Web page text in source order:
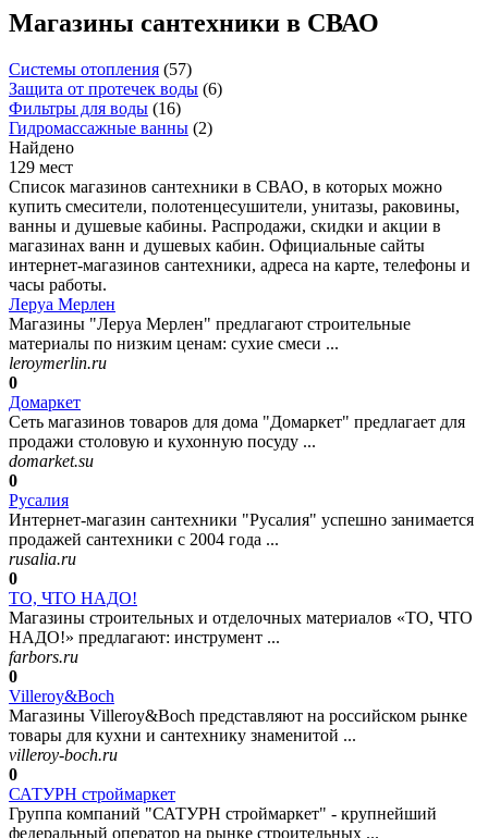
Магазины сантехники в СВАО
Системы отопления (57)
Защита от протечек воды (6)
Фильтры для воды (16)
Гидромассажные ванны (2)
Найдено
129 мест
Список магазинов сантехники в СВАО, в которых можно
купить смесители, полотенцесушители, унитазы, раковины,
ванны и душевые кабины. Распродажи, скидки и акции в
магазинах ванн и душевых кабин. Официальные сайты
интернет-магазинов сантехники, адреса на карте, телефоны и
часы работы.
Леруа Мерлен
Магазины "Леруа Мерлен" предлагают строительные
материалы по низким ценам: сухие смеси ...
leroymerlin.ru
0
Домаркет
Сеть магазинов товаров для дома "Домаркет" предлагает для
продажи столовую и кухонную посуду ...
domarket.su
0
Русалия
Интернет-магазин сантехники "Русалия" успешно занимается
продажей сантехники с 2004 года ...
rusalia.ru
0
ТО, ЧТО НАДО!
Магазины строительных и отделочных материалов «ТО, ЧТО
НАДО!» предлагают: инструмент ...
farbors.ru
0
Villeroy&Boch
Магазины Villeroy&Boch представляют на российском рынке
товары для кухни и сантехнику знаменитой ...
villeroy-boch.ru
0
САТУРН строймаркет
Группа компаний "САТУРН строймаркет" - крупнейший
федеральный оператор на рынке строительных ...